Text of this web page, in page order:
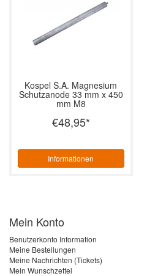
Kospel S.A. Magnesium
Schutzanode 33 mm x 450
mm M8
€48,95*
Informationen
Mein Konto
Benutzerkonto Information
Meine Bestellungen
Meine Nachrichten (Tickets)
Mein Wunschzettel